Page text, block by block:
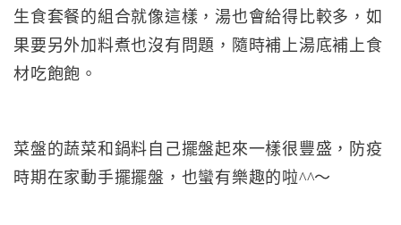
生食套餐的組合就像這樣，湯也會給得比較多，如
果要另外加料煮也沒有問題，隨時補上湯底補上食
材吃飽飽。
菜盤的蔬菜和鍋料自己擺盤起來一樣很豐盛，防疫
時期在家動手擺擺盤，也蠻有樂趣的啦^^～